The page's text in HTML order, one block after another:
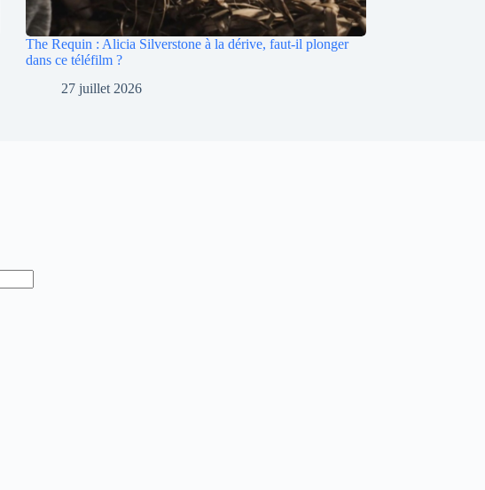
The Requin : Alicia Silverstone à la dérive, faut-il plonger
dans ce téléfilm ?
27 juillet 2026